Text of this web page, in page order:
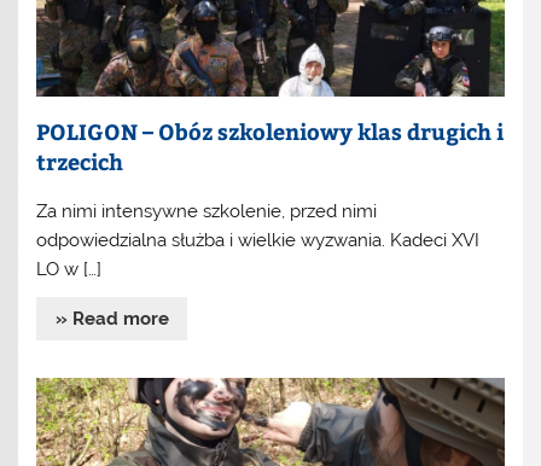
POLIGON – Obóz szkoleniowy klas drugich i
trzecich
Za nimi intensywne szkolenie, przed nimi
odpowiedzialna służba i wielkie wyzwania. Kadeci XVI
LO w […]
» Read more